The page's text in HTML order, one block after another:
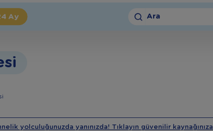
Ay Ara
yolculuğunuzda yanınızda! Tıklayın güvenilir kaynağınıza